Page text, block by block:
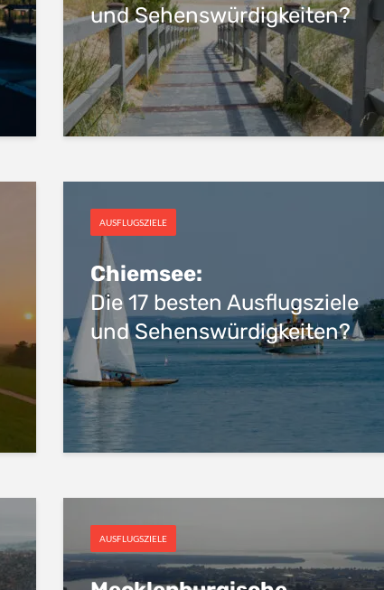
und Sehenswürdigkeiten?
AUSFLUGSZIELE
Chiemsee:
Die 17 besten Ausflugsziele
und Sehenswürdigkeiten?
AUSFLUGSZIELE